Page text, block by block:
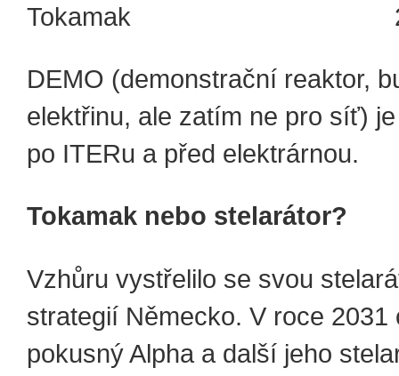
Tokamak
DEMO (demonstrační reaktor,
elektřinu, ale zatím ne pro síť)
po ITERu a před elektrárnou.
Tokamak nebo stelarátor?
Vzhůru vystřelilo se svou
strategií Německo. V roce 2031
pokusný Alpha a další jeho